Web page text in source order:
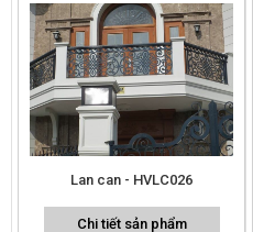
Lan can - HVLC026
Chi tiết sản phẩm